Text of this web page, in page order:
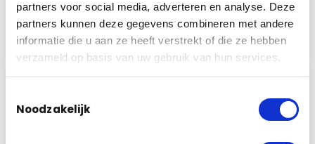
partners voor social media, adverteren en analyse. Deze
partners kunnen deze gegevens combineren met andere
informatie die u aan ze heeft verstrekt of die ze hebben
verzameld op basis van uw gebruik van hun services.
Noodzakelijk
nemen wij contact met u op. Voor direct
contact mag u ons natuurlijk ook bellen.
2
Wij komen graag bij u langs om uw
persoonlijke situatie te bekijken en met u